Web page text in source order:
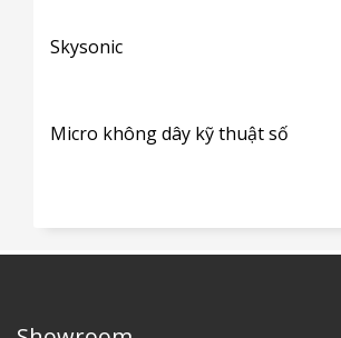
Skysonic
Micro không dây kỹ thuật số